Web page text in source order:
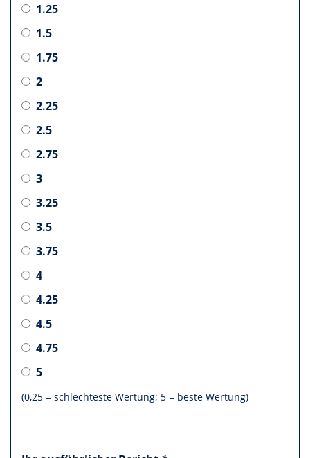
1.25
1.5
1.75
2
2.25
2.5
2.75
3
3.25
3.5
3.75
4
4.25
4.5
4.75
5
(0,25 = schlechteste Wertung; 5 = beste Wertung)